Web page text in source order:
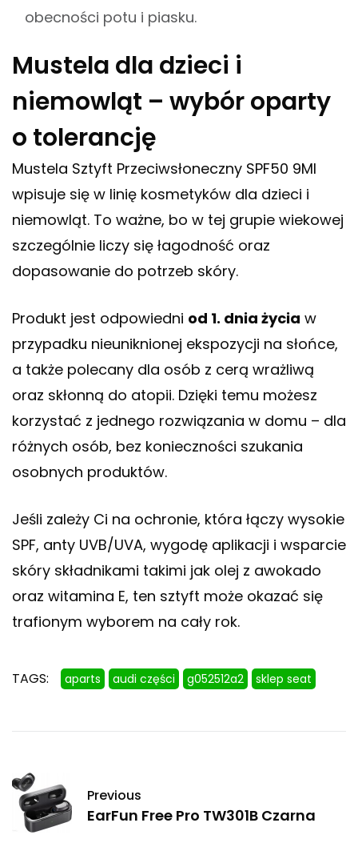
obecności potu i piasku.
Mustela dla dzieci i
niemowląt – wybór oparty
o tolerancję
Mustela Sztyft Przeciwsłoneczny SPF50 9Ml
wpisuje się w linię kosmetyków dla dzieci i
niemowląt. To ważne, bo w tej grupie wiekowej
szczególnie liczy się łagodność oraz
dopasowanie do potrzeb skóry.
Produkt jest odpowiedni od 1. dnia życia w
przypadku nieuniknionej ekspozycji na słońce,
a także polecany dla osób z cerą wrażliwą
oraz skłonną do atopii. Dzięki temu możesz
korzystać z jednego rozwiązania w domu – dla
różnych osób, bez konieczności szukania
osobnych produktów.
Jeśli zależy Ci na ochronie, która łączy wysokie
SPF, anty UVB/UVA, wygodę aplikacji i wsparcie
skóry składnikami takimi jak olej z awokado
oraz witamina E, ten sztyft może okazać się
trafionym wyborem na cały rok.
TAGS: aparts audi części g052512a2 sklep seat
Previous
EarFun Free Pro TW301B Czarna